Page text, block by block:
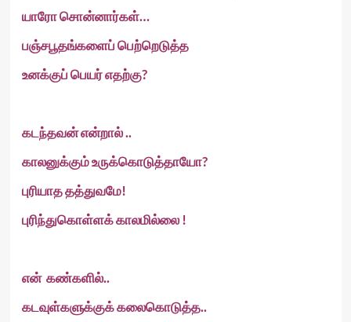
யாரோ சொன்னார்கள்…
பஞ்சபூதங்களைப் பெற்றெடுத்த
உனக்குப் பெயர் எதற்கு?
கடந்தவன் என்றால் ..
காலனுக்கும் உருக்கொடுத்தாயோ?
புரியாத தத்துவமே!
புரிந்துகொள்ளக் காலமில்லை !
என் கண்களில்..
கடவுள்களுக்குக் கலைகொடுத்த..